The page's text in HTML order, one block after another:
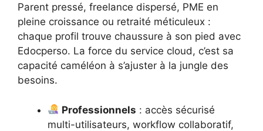
Parent pressé, freelance dispersé, PME en
pleine croissance ou retraité méticuleux :
chaque profil trouve chaussure à son pied avec
Edocperso. La force du service cloud, c’est sa
capacité caméléon à s’ajuster à la jungle des
besoins.
Professionnels : accès sécurisé
multi-utilisateurs, workflow collaboratif,